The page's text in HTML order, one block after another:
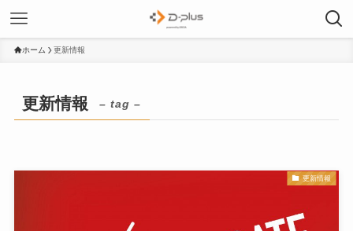
ホーム 更新情報
更新情報 – tag –
更新情報